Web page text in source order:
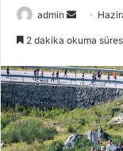
admin
Bir
2 dakika okuma